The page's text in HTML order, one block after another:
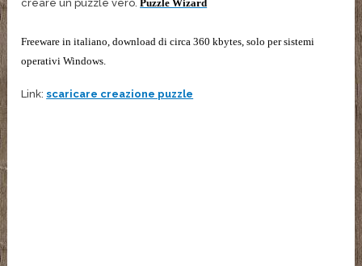
creare un puzzle vero.Puzzle Wizard
Freeware in italiano, download di circa 360 kbytes, solo per sistemi
operativi Windows.
Link:scaricare creazione puzzle